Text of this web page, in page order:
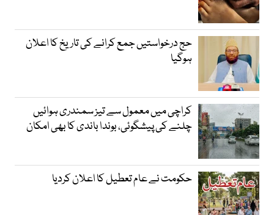
حج درخواستیں جمع کرانے کی تاریخ کا اعلان
ہوگیا
کراچی میں معمول سے تیز سمندری ہوائیں
چلنے کی پیشگوئی، بوندا باندی کا بھی امکان
حکومت نے عام تعطیل کا اعلان کردیا